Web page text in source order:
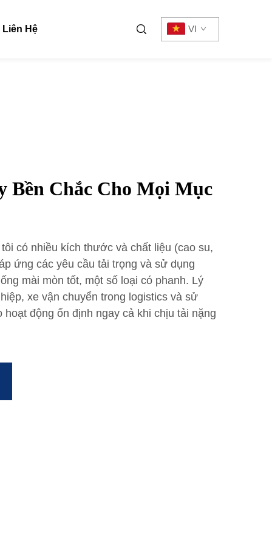
Liên Hệ VI
Bền Chắc Cho Mọi Mục
có nhiều kích thước và chất liệu (cao su,
ứng các yêu cầu tải trọng và sử dụng
mài mòn tốt, một số loại có phanh. Lý
xe vận chuyển trong logistics và sử
động ổn định ngay cả khi chịu tải nặng